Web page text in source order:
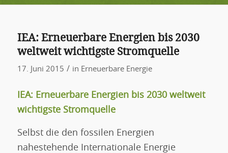
IEA: Erneuerbare Energien bis 2030
weltweit wichtigste Stromquelle
17. Juni 2015 / in Erneuerbare Energie
IEA: Erneuerbare Energien bis 2030 weltweit
wichtigste Stromquelle
Selbst die den fossilen Energien
nahestehende Internationale Energie